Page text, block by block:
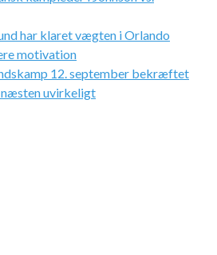
har klaret vægten i Orlando
motivation
12. september bekræftet
uvirkeligt